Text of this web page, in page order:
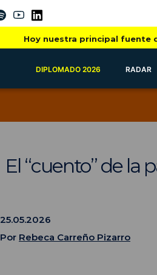
Hoy nuestra principal fuente
DIPLOMADO 2026 RADAR
El “cuento” de
25.05.2026
Por Rebeca Carreño Pizarro